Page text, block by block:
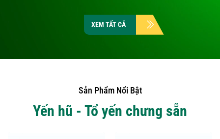
XEM TẤT CẢ
Sản Phẩm Nổi Bật
Yến hũ - Tổ yến chưng sẵn